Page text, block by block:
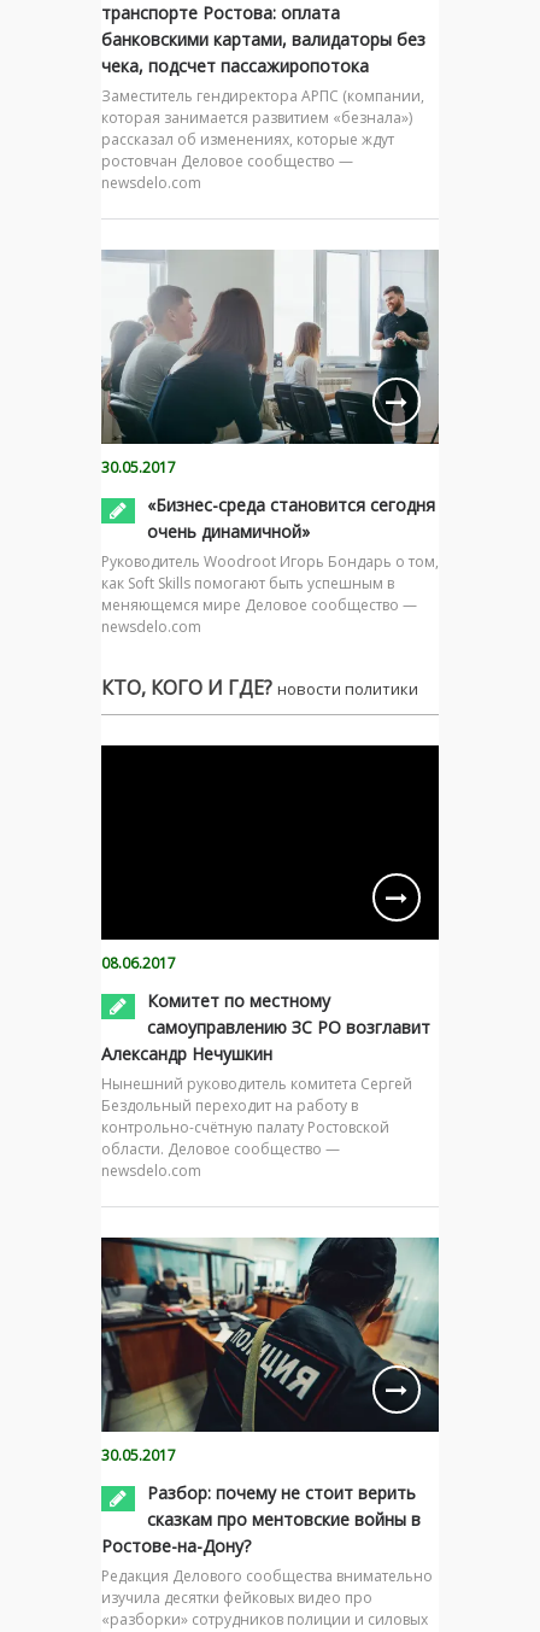
транспорте Ростова: оплата
банковскими картами, валидаторы без
чека, подсчет пассажиропотока
Заместитель гендиректора АРПС (компании,
которая занимается развитием «безнала»)
рассказал об изменениях, которые ждут
ростовчан Деловое сообщество —
newsdelo.com
30.05.2017
«Бизнес-среда становится сегодня
очень динамичной»
Руководитель Woodroot Игорь Бондарь о том,
как Soft Skills помогают быть успешным в
меняющемся мире Деловое сообщество —
newsdelo.com
КТО, КОГО И ГДЕ? новости политики
08.06.2017
Комитет по местному
самоуправлению ЗС РО возглавит
Александр Нечушкин
Нынешний руководитель комитета Сергей
Бездольный переходит на работу в
контрольно-счётную палату Ростовской
области. Деловое сообщество —
newsdelo.com
30.05.2017
Разбор: почему не стоит верить
сказкам про ментовские войны в
Ростове-на-Дону?
Редакция Делового сообщества внимательно
изучила десятки фейковых видео про
«разборки» сотрудников полиции и силовых